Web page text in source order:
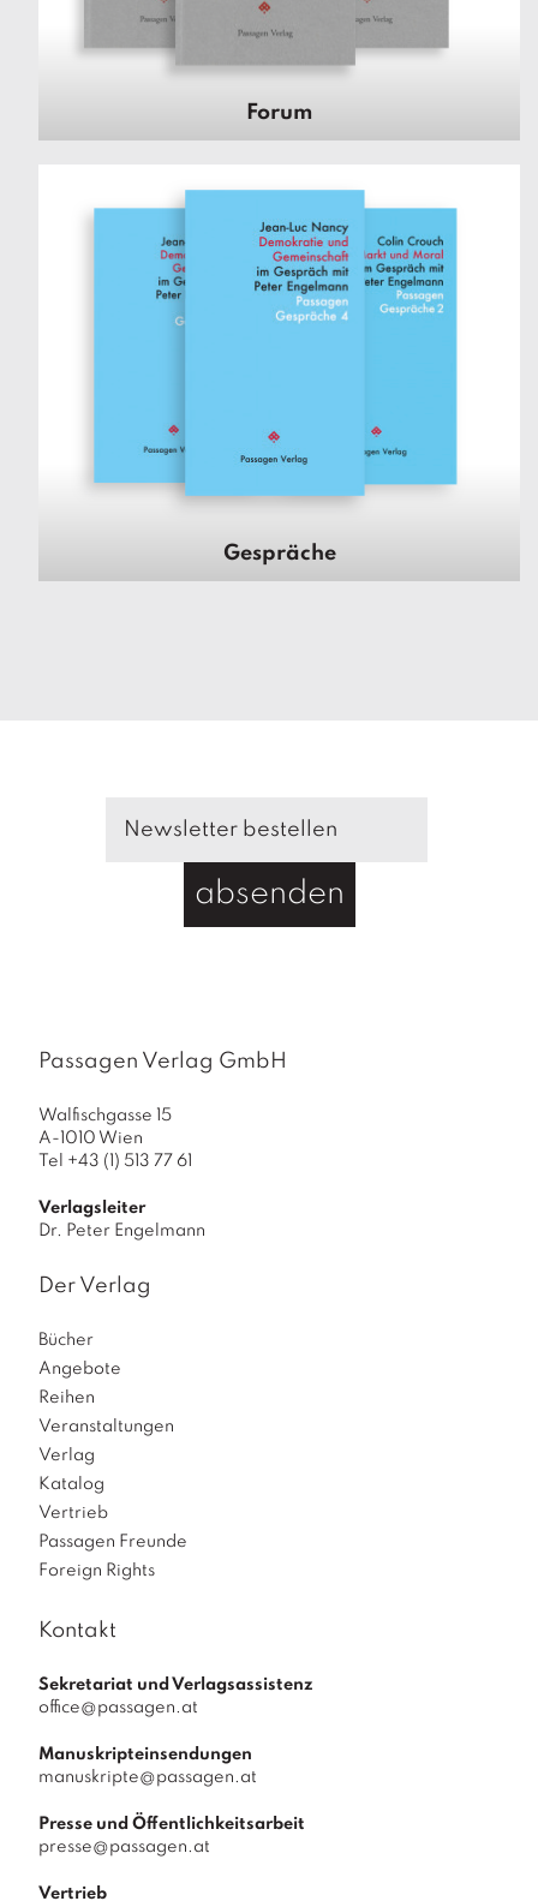
Forum
Gespräche
absenden
Passagen Verlag GmbH
Walfischgasse 15
A-1010 Wien
Tel +43 (1) 513 77 61
Verlagsleiter
Dr. Peter Engelmann
Der Verlag
Bücher
Angebote
Reihen
Veranstaltungen
Verlag
Katalog
Vertrieb
Passagen Freunde
Foreign Rights
Kontakt
Sekretariat und Verlagsassistenz
office@passagen.at
Manuskripteinsendungen
manuskripte@passagen.at
Presse und Öffentlichkeitsarbeit
presse@passagen.at
Vertrieb